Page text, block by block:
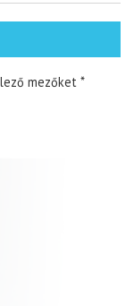
mezőket*